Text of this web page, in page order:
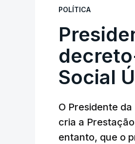
POLÍTICA
Social
O Presidente
cria a
entanto, que o